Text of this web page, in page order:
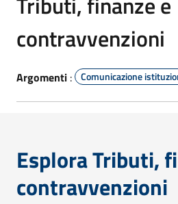
contravvenzioni
Argomenti : Comunicazione
Esplora Tributi,
contravvenzioni